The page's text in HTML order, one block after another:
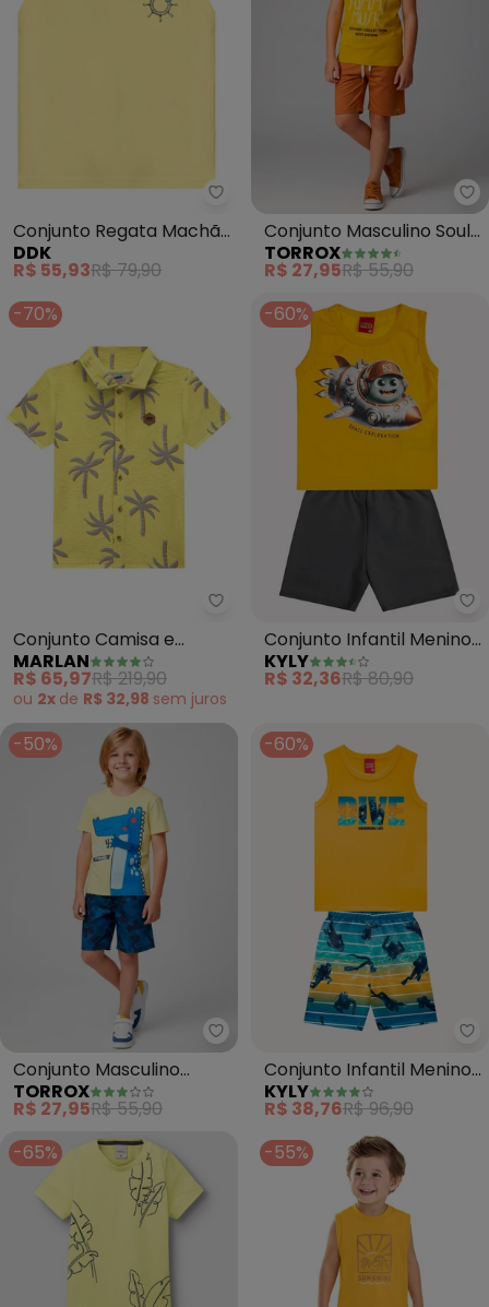
Conjunto Regata Machão
e Bermuda (Amarelo)
DDK
R$ 55,93R$ 79,90
Conjunto Masculino Soul
Summit Music (Amarelo)
TORROX
R$ 27,95R$ 55,90
-70%
Marlan - Conjunto Camisa e
Conjunto Camisa e
Bermuda em Moletinho
(Amarelo)
MARLAN
R$ 65,97R$ 219,90
ou 2x de R$ 32,98 sem juros
-60%
Conjunto Infantil Menino
em Algodão (Amarelo)
KYLY
R$ 32,36R$ 80,90
-50%
Torrox - Conjunto Masculino
Conjunto Masculino
Crocodilo (Amarelo)
TORROX
R$ 27,95R$ 55,90
-60%
Conjunto Infantil Menino
Lettering (Amarelo)
KYLY
R$ 38,76R$ 96,90
-65%
-55%